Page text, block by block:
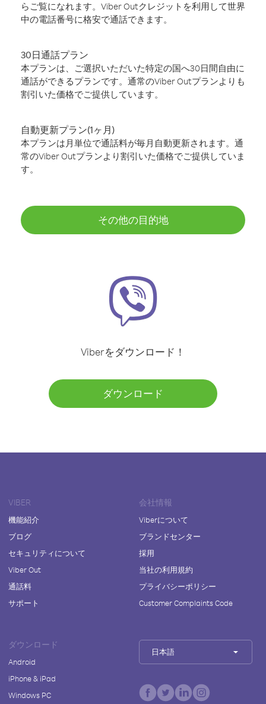
らご覧になれます。Viber Outクレジットを利用して世界
中の電話番号に格安で通話できます。
30日通話プラン
本プランは、ご選択いただいた特定の国へ30日間自由に
通話ができるプランです。通常のViber Outプランよりも
割引いた価格でご提供しています。
自動更新プラン(1ヶ月)
本プランは月単位で通話料が毎月自動更新されます。通
常のViber Outプランより割引いた価格でご提供していま
す。
その他の目的地
Viberをダウンロード！
ダウンロード
VIBER
機能紹介
ブログ
セキュリティについて
Viber Out
通話料
サポート
会社情報
Viberについて
ブランドセンター
採用
当社の利用規約
プライバシーポリシー
Customer Complaints Code
ダウンロード
Android
iPhone & iPad
Windows PC
日本語